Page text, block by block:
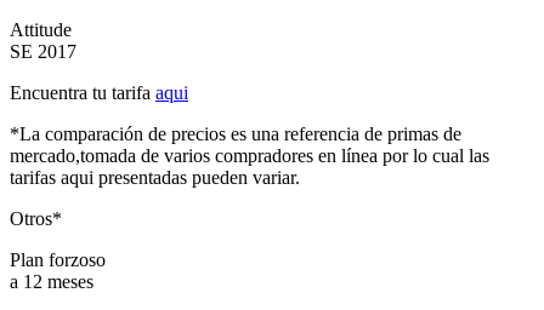
Attitude
SE 2017
Encuentra tu tarifa aqui
*La comparación de precios es una referencia de primas de
mercado,tomada de varios compradores en línea por lo cual las
tarifas aqui presentadas pueden variar.
Otros*
Plan forzoso
a 12 meses